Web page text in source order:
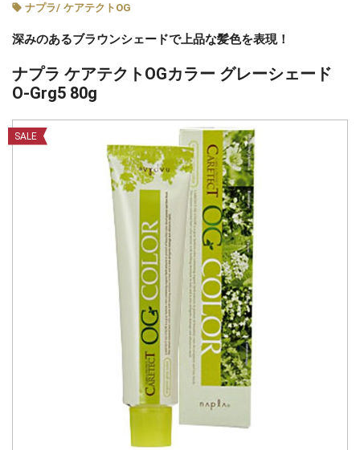
ナプラ/ ケアテクトOG
深みのあるブラウンシェードで上品な髪色を表現！
ナプラ ケアテクトOGカラー グレーシェード
O-Grg5 80g
SALE